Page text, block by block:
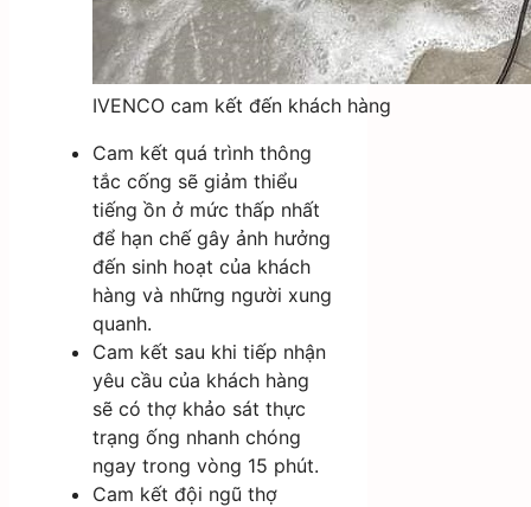
IVENCO cam kết đến khách hàng
Cam kết quá trình thông
tắc cống sẽ giảm thiểu
tiếng ồn ở mức thấp nhất
để hạn chế gây ảnh hưởng
đến sinh hoạt của khách
hàng và những người xung
quanh.
Cam kết sau khi tiếp nhận
yêu cầu của khách hàng
sẽ có thợ khảo sát thực
trạng ống nhanh chóng
ngay trong vòng 15 phút.
Cam kết đội ngũ thợ